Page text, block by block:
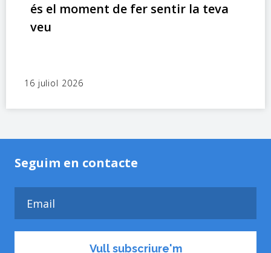
és el moment de fer sentir la teva
veu
16 juliol 2026
Seguim en contacte